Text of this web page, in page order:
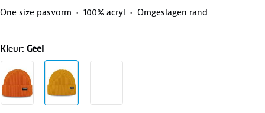
One size pasvorm 100% acryl Omgeslagen rand
Kleur: Geel